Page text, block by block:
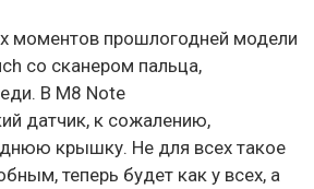
моментов прошлогодней модели
со сканером пальца,
В M8 Note
датчик, к сожалению,
крышку. Не для всех такое
теперь будет как у всех, а